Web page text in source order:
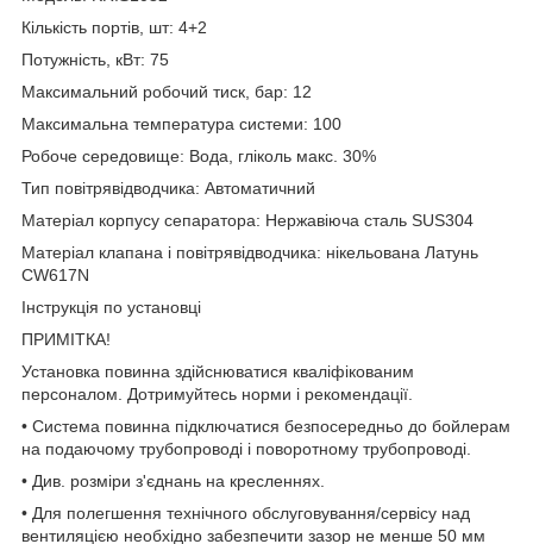
Кількість портів, шт: 4+2
Потужність, кВт: 75
Максимальний робочий тиск, бар: 12
Максимальна температура системи: 100
Робоче середовище: Вода, гліколь макс. 30%
Тип повітрявідводчика: Автоматичний
Матеріал корпусу сепаратора: Нержавіюча сталь SUS304
Матеріал клапана і повітрявідводчика: нікельована Латунь
CW617N
Інструкція по установці
ПРИМІТКА!
Установка повинна здійснюватися кваліфікованим
персоналом. Дотримуйтесь норми і рекомендації.
• Система повинна підключатися безпосередньо до бойлерам
на подаючому трубопроводі і поворотному трубопроводі.
• Див. розміри з'єднань на кресленнях.
• Для полегшення технічного обслуговування/сервісу над
вентиляцією необхідно забезпечити зазор не менше 50 мм